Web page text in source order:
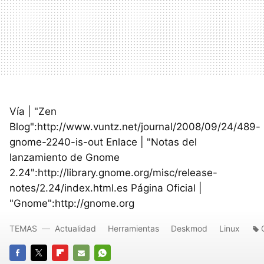
Vía | "Zen
Blog":http://www.vuntz.net/journal/2008/09/24/489-
gnome-2240-is-out Enlace | "Notas del
lanzamiento de Gnome
2.24":http://library.gnome.org/misc/release-
notes/2.24/index.html.es Página Oficial |
"Gnome":http://gnome.org
TEMAS Actualidad Herramientas Deskmod Linux